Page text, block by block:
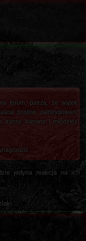
forum, patrzą, że wątek
postów, zaintrygowani
banany i młodzież
jedyna reakcja na ich